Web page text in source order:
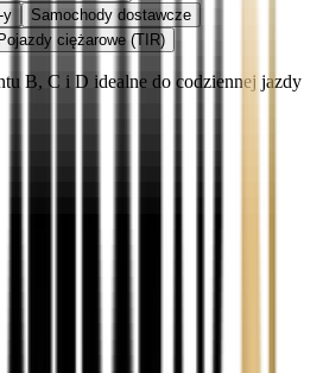
y
Samochody dostawcze
Pojazdy ciężarowe (TIR)
B, C i D idealne do codziennej jazdy